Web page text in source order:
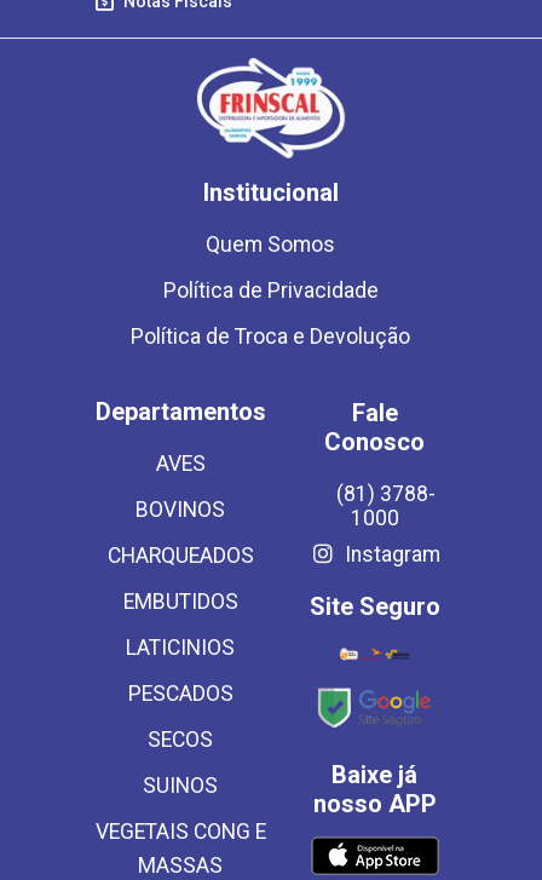
Institucional
Quem Somos
Política de Privacidade
Política de Troca e Devolução
Departamentos
AVES
BOVINOS
CHARQUEADOS
EMBUTIDOS
LATICINIOS
PESCADOS
SECOS
SUINOS
VEGETAIS CONG E
MASSAS
Fale
Conosco
(81) 3788-
1000
Instagram
Site Seguro
Baixe já
nosso APP